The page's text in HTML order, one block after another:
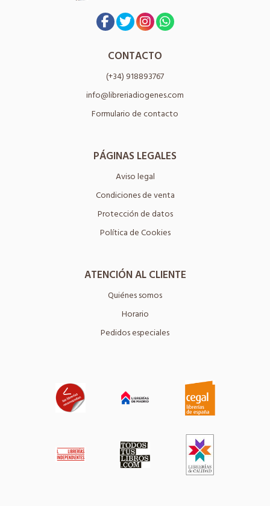
CONTACTO
(+34) 918893767
info@libreriadiogenes.com
Formulario de contacto
PÁGINAS LEGALES
Aviso legal
Condiciones de venta
Protección de datos
Política de Cookies
ATENCIÓN AL CLIENTE
Quiénes somos
Horario
Pedidos especiales